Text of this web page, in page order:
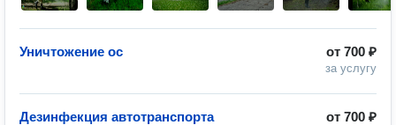
от 700 ₽
за услугу
Уничтожение ос
от 700 ₽
Дезинфекция автотранспорта